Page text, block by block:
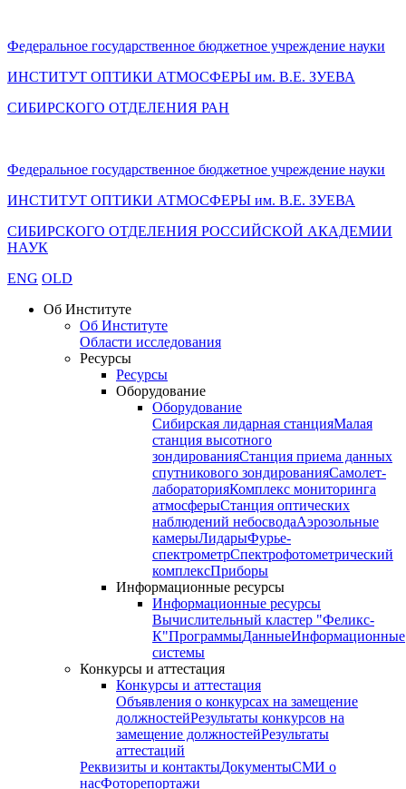
Федеральное государственное бюджетное учреждение науки
ИНСТИТУТ ОПТИКИ АТМОСФЕРЫ им. В.Е. ЗУЕВА
СИБИРСКОГО ОТДЕЛЕНИЯ РАН
Федеральное государственное бюджетное учреждение науки
ИНСТИТУТ ОПТИКИ АТМОСФЕРЫ им. В.Е. ЗУЕВА
СИБИРСКОГО ОТДЕЛЕНИЯ РОССИЙСКОЙ АКАДЕМИИ
НАУК
ENG OLD
Об Институте
Об Институте
Области исследования
Ресурсы
Ресурсы
Оборудование
Оборудование
Сибирская лидарная станцияМалая
станция высотного
зондированияСтанция приема данных
спутникового зондированияСамолет-
лабораторияКомплекс мониторинга
атмосферыСтанция оптических
наблюдений небосводаАэрозольные
камерыЛидарыФурье-
спектрометрСпектрофотометрический
комплексПриборы
Информационные ресурсы
Информационные ресурсы
Вычислительный кластер "Феликс-
К"ПрограммыДанныеИнформационные
системы
Конкурсы и аттестация
Конкурсы и аттестация
Объявления о конкурсах на замещение
должностейРезультаты конкурсов на
замещение должностейРезультаты
аттестаций
Реквизиты и контактыДокументыСМИ о
насФоторепортажи